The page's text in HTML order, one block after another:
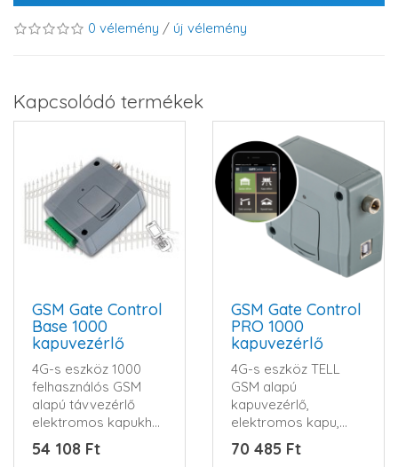
0 vélemény / új vélemény
Kapcsolódó termékek
GSM Gate Control
Base 1000
kapuvezérlő
4G-s eszköz 1000
felhasználós GSM
alapú távvezérlő
elektromos kapukhoz
és sorompókhoz
&nb..
54 108 Ft
GSM Gate Control
PRO 1000
kapuvezérlő
4G-s eszköz TELL
GSM alapú
kapuvezérlő,
elektromos kapu,
sorompó vezérlése
interneten keresztü..
70 485 Ft